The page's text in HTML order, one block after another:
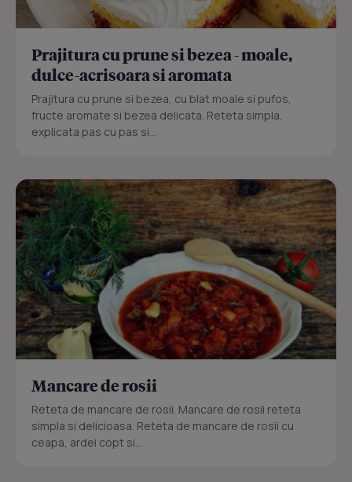
Prajitura cu prune si bezea - moale,
dulce-acrisoara si aromata
Prajitura cu prune si bezea, cu blat moale si pufos,
fructe aromate si bezea delicata. Reteta simpla,
explicata pas cu pas si...
Mancare de rosii
Reteta de mancare de rosii. Mancare de rosii reteta
simpla si delicioasa. Reteta de mancare de rosii cu
ceapa, ardei copt si...